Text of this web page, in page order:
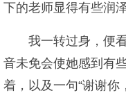
下的老师显得有些润泽
我一转过身，便
音未免会使她感到有
着，以及一句“谢谢